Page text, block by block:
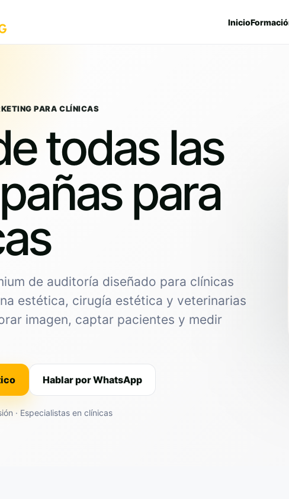
Inicio
PARA CLÍNICAS
todas las
para
de auditoría diseñado para clínicas
estética, cirugía estética y veterinarias
imagen, captar pacientes y medir
Hablar por WhatsApp
· Especialistas en clínicas